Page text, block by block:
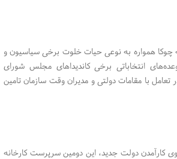
چوکا همواره به نوعی حیات خلوت برخی سیاسیون و
انتخاباتی برخی کاندیداهای مجلس شورای
تعامل با مقامات دولتی و مدیران وقت سازمان تامین
کارآمدن دولت جدید، این دومین سرپرست کارخانه